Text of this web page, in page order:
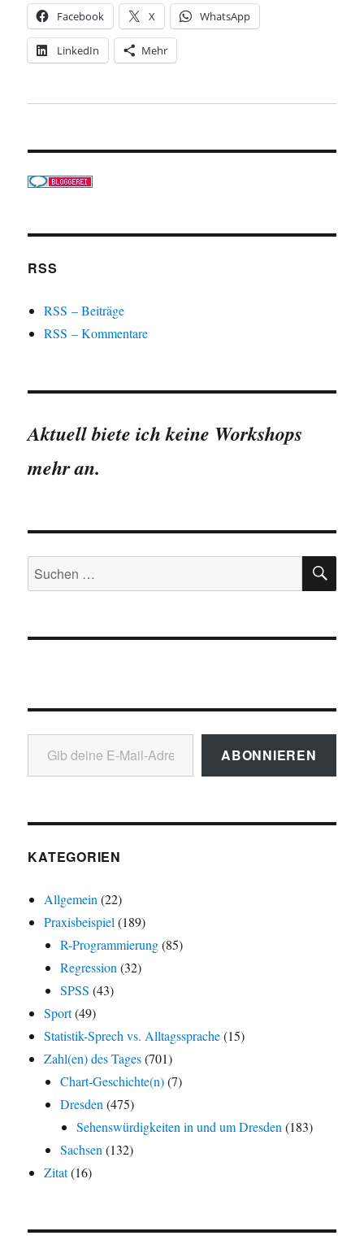
Facebook X WhatsApp
LinkedIn Mehr
RSS
RSS – Beiträge
RSS – Kommentare
Aktuell biete ich keine Workshops
mehr an.
Suchen
nach:
Gib deine E-Mail-Adresse ein ...
ABONNIEREN
KATEGORIEN
Allgemein (22)
Praxisbeispiel (189)
R-Programmierung(85)
Regression (32)
SPSS (43)
Sport(49)
Statistik-Sprech vs. Alltagssprache(15)
Zahl(en) des Tages(701)
Chart-Geschichte(n)(7)
Dresden (475)
Sehenswürdigkeiten in und um Dresden (183)
Sachsen (132)
Zitat(16)